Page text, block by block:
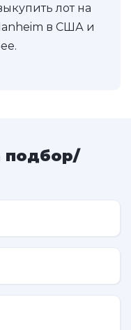
лот на
в США и
подбор/